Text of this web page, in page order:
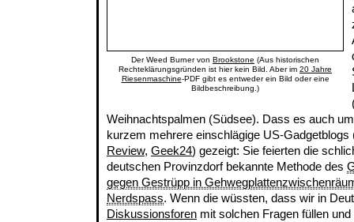
Der Weed Burner von Brookstone (Aus historischen
Rechteklärungsgründen ist hier kein Bild. Aber im 20 Jahre
Riesenmaschine-PDF gibt es entweder ein Bild oder eine
Bildbeschreibung.)
Weihnachtspalmen (Südsee). Dass es auch
kurzem mehrere einschlägige US-Gadgetblogs
Review, Geek24) gezeigt: Sie feierten die
deutschen Provinzdorf bekannte Methode des
gegen Gestrüpp in
Nerdspass. Wenn die wüssten, dass wir in
Diskussionsforen mit solchen Fragen füllen